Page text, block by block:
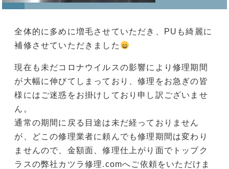
全体的に多めに増毛させていただき、PUも綺麗に
補修させていただきました
現在も未だコロナウイルスの影響により修理期間
が大幅に伸びてしまっており、修理をお急ぎの皆
様にはご迷惑をお掛けしており申し訳ございませ
ん。
通常の期間に戻る目途は未だ経っておりません
が、どこの修理業者に頼んでも修理期間は変わり
ませんので、金額面、修理仕上がり面でトップク
ラスの弊社カツラ修理.comへご依頼をいただけま